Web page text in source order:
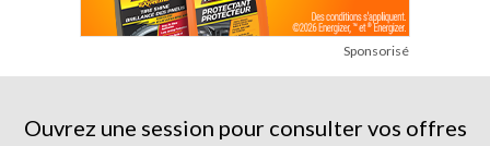
Sponsorisé
Ouvrez une session pour consulter vos offres